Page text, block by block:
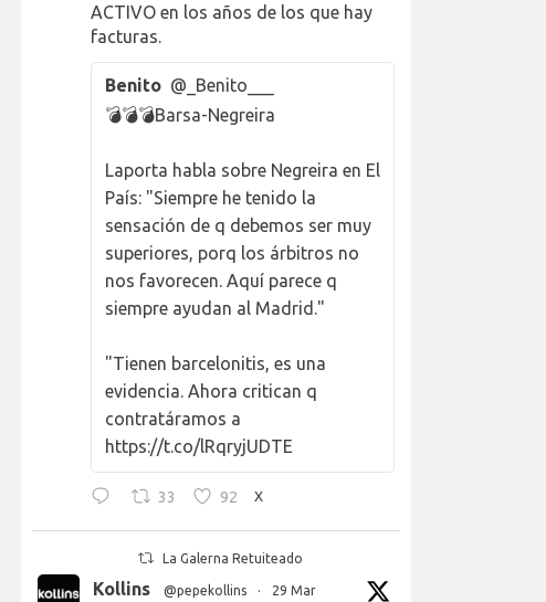
ACTIVO en los años de los que hay
facturas.
Benito @_Benito___
💣💣💣Barsa-Negreira
Laporta habla sobre Negreira en El
País: "Siempre he tenido la
sensación de q debemos ser muy
superiores, porq los árbitros no
nos favorecen. Aquí parece q
siempre ayudan al Madrid."
"Tienen barcelonitis, es una
evidencia. Ahora critican q
contratáramos a
https://t.co/lRqryjUDTE
33 92 X
La Galerna Retuiteado
Kollins @pepekollins · 29 Mar